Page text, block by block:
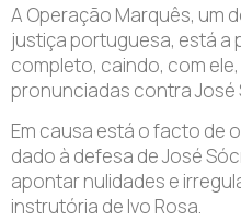
A Operação Marquês, um
justiça portuguesa, está a
completo, caindo, com
pronunciadas contra José
Em causa está o facto de
dado à defesa de José
apontar nulidades e
instrutória de Ivo Rosa.